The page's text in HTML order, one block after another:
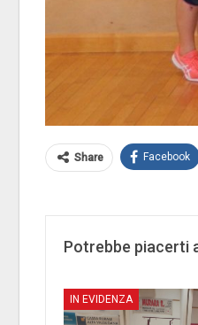
Share Facebook
Potrebbe piacerti
IN EVIDENZA